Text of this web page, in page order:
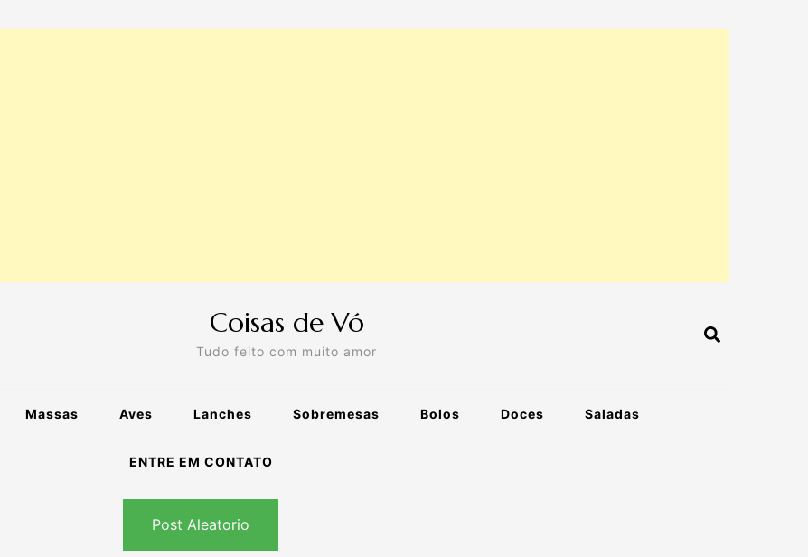
Coisas de Vó
Tudo feito com muito amor
Massas Aves Lanches Sobremesas Bolos Doces Saladas
ENTRE EM CONTATO
Post Aleatorio